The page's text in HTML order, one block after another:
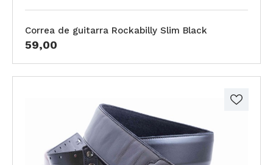
Correa de guitarra Rockabilly Slim Black
59,00